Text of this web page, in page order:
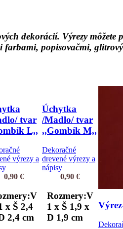
dekorácií. Výrezy
farbami, popisovačmi,
tvar
L,,
výrezy a
0,90 €
x Š 2,4
2,4 cm
Úchytka
/Madlo/ tvar
,,Gombík M,,
Dekoračné
drevené výrezy a
nápisy
0,90 €
Rozmery:V
1 x Š 1,9 x
D 1,9 cm